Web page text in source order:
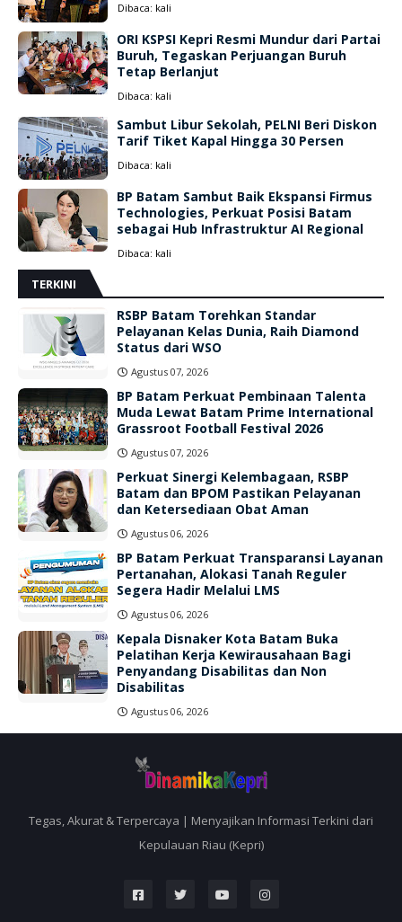
Dibaca: kali
ORI KSPSI Kepri Resmi Mundur dari Partai
Buruh, Tegaskan Perjuangan Buruh
Tetap Berlanjut
Dibaca: kali
Sambut Libur Sekolah, PELNI Beri Diskon
Tarif Tiket Kapal Hingga 30 Persen
Dibaca: kali
BP Batam Sambut Baik Ekspansi Firmus
Technologies, Perkuat Posisi Batam
sebagai Hub Infrastruktur AI Regional
Dibaca: kali
TERKINI
RSBP Batam Torehkan Standar
Pelayanan Kelas Dunia, Raih Diamond
Status dari WSO
Agustus 07, 2026
BP Batam Perkuat Pembinaan Talenta
Muda Lewat Batam Prime International
Grassroot Football Festival 2026
Agustus 07, 2026
Perkuat Sinergi Kelembagaan, RSBP
Batam dan BPOM Pastikan Pelayanan
dan Ketersediaan Obat Aman
Agustus 06, 2026
BP Batam Perkuat Transparansi Layanan
Pertanahan, Alokasi Tanah Reguler
Segera Hadir Melalui LMS
Agustus 06, 2026
Kepala Disnaker Kota Batam Buka
Pelatihan Kerja Kewirausahaan Bagi
Penyandang Disabilitas dan Non
Disabilitas
Agustus 06, 2026
Tegas, Akurat & Terpercaya | Menyajikan Informasi Terkini dari
Kepulauan Riau (Kepri)